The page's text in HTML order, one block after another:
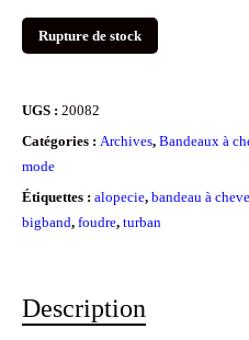
Rupture de stock
UGS : 20082
Catégories : Archives, Bandeaux à
mode
Étiquettes : alopecie, bandeau à
bigband, foudre, turban
Description